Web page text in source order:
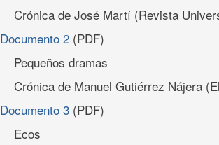
Crónica de José Martí (Revista
Documento 2 (PDF)
Pequeños dramas
Crónica de Manuel Gutiérrez Nájera
Documento 3 (PDF)
Ecos